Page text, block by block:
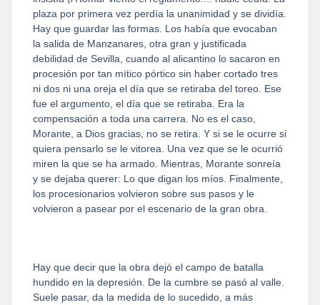
plaza por primera vez perdía la unanimidad y se dividía.
Hay que guardar las formas. Los había que evocaban
la salida de Manzanares, otra gran y justificada
debilidad de Sevilla, cuando al alicantino lo sacaron en
procesión por tan mítico pórtico sin haber cortado tres
ni dos ni una oreja el día que se retiraba del toreo. Ese
fue el argumento, el día que se retiraba. Era la
compensación a toda una carrera. No es el caso,
Morante, a Dios gracias, no se retira. Y si se le ocurre si
quiera pensarlo se le vitorea. Una vez que se le ocurrió
miren la que se ha armado. Mientras, Morante sonreía
y se dejaba querer: Lo que digan los míos. Finalmente,
los procesionarios volvieron sobre sus pasos y le
volvieron a pasear por el escenario de la gran obra.
Hay que decir que la obra dejó el campo de batalla
hundido en la depresión. De la cumbre se pasó al valle.
Suele pasar, da la medida de lo sucedido, a más